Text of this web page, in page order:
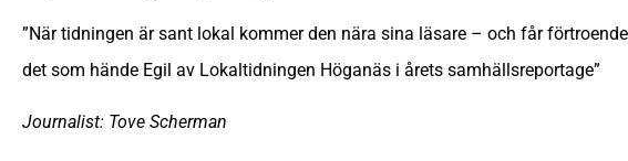
”När tidningen är sant lokal kommer den nära sina läsare – och får
det som hände Egil av Lokaltidningen Höganäs i årets samhällsreportage”
Journalist: Tove Scherman